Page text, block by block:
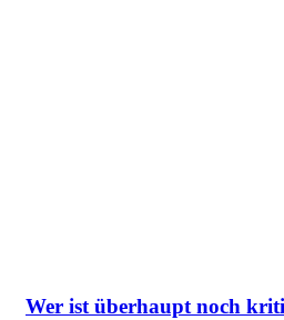
Wer ist überhaupt noch